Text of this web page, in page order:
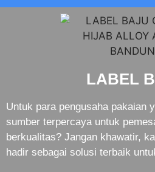
LABEL
Untuk para pengusaha pakaian
sumber terpercaya untuk
berkualitas? Jangan khawatir,
hadir sebagai solusi terbaik